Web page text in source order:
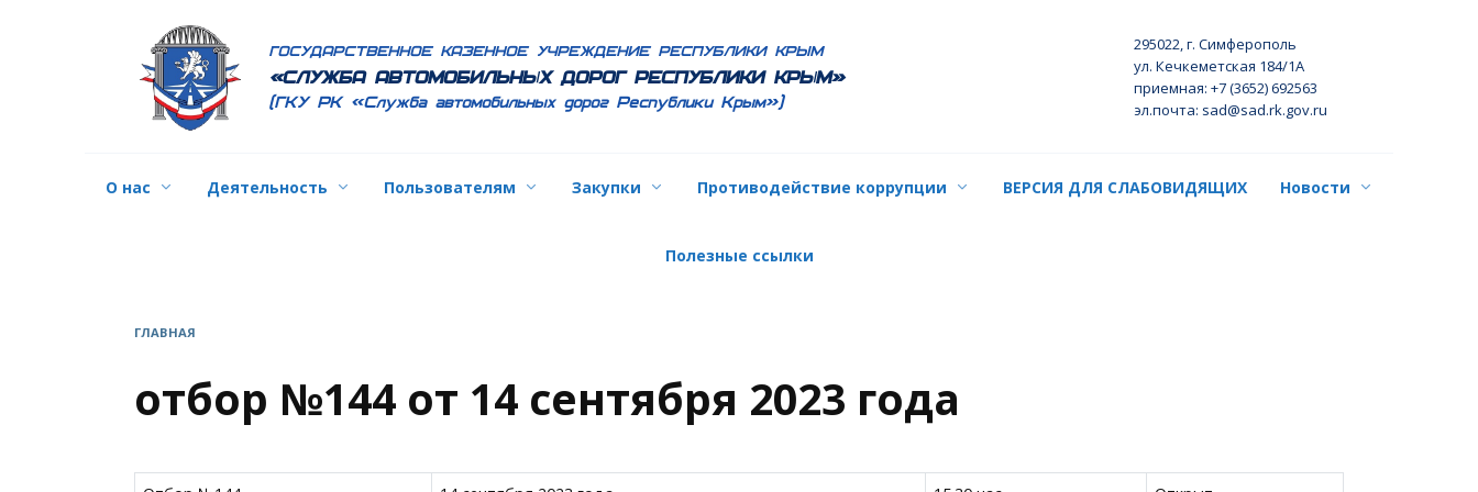
ГОСУДАРСТВЕННОЕ КАЗЕННОЕ УЧРЕЖДЕНИЕ РЕСПУБЛИКИ КРЫМ
«СЛУЖБА АВТОМОБИЛЬНЫХ ДОРОГ РЕСПУБЛИКИ КРЫМ»
(ГКУ РК «Служба автомобильных дорог Республики Крым»)
295022, г. Симферополь
ул. Кечкеметская 184/1А
приемная: +7 (3652) 692563
эл.почта: sad@sad.rk.gov.ru
О нас Деятельность Пользователям Закупки Противодействие коррупции ВЕРСИЯ ДЛЯ СЛАБОВИДЯЩИХ Новости
Полезные ссылки
ГЛАВНАЯ
отбор №144 от 14 сентября 2023 года